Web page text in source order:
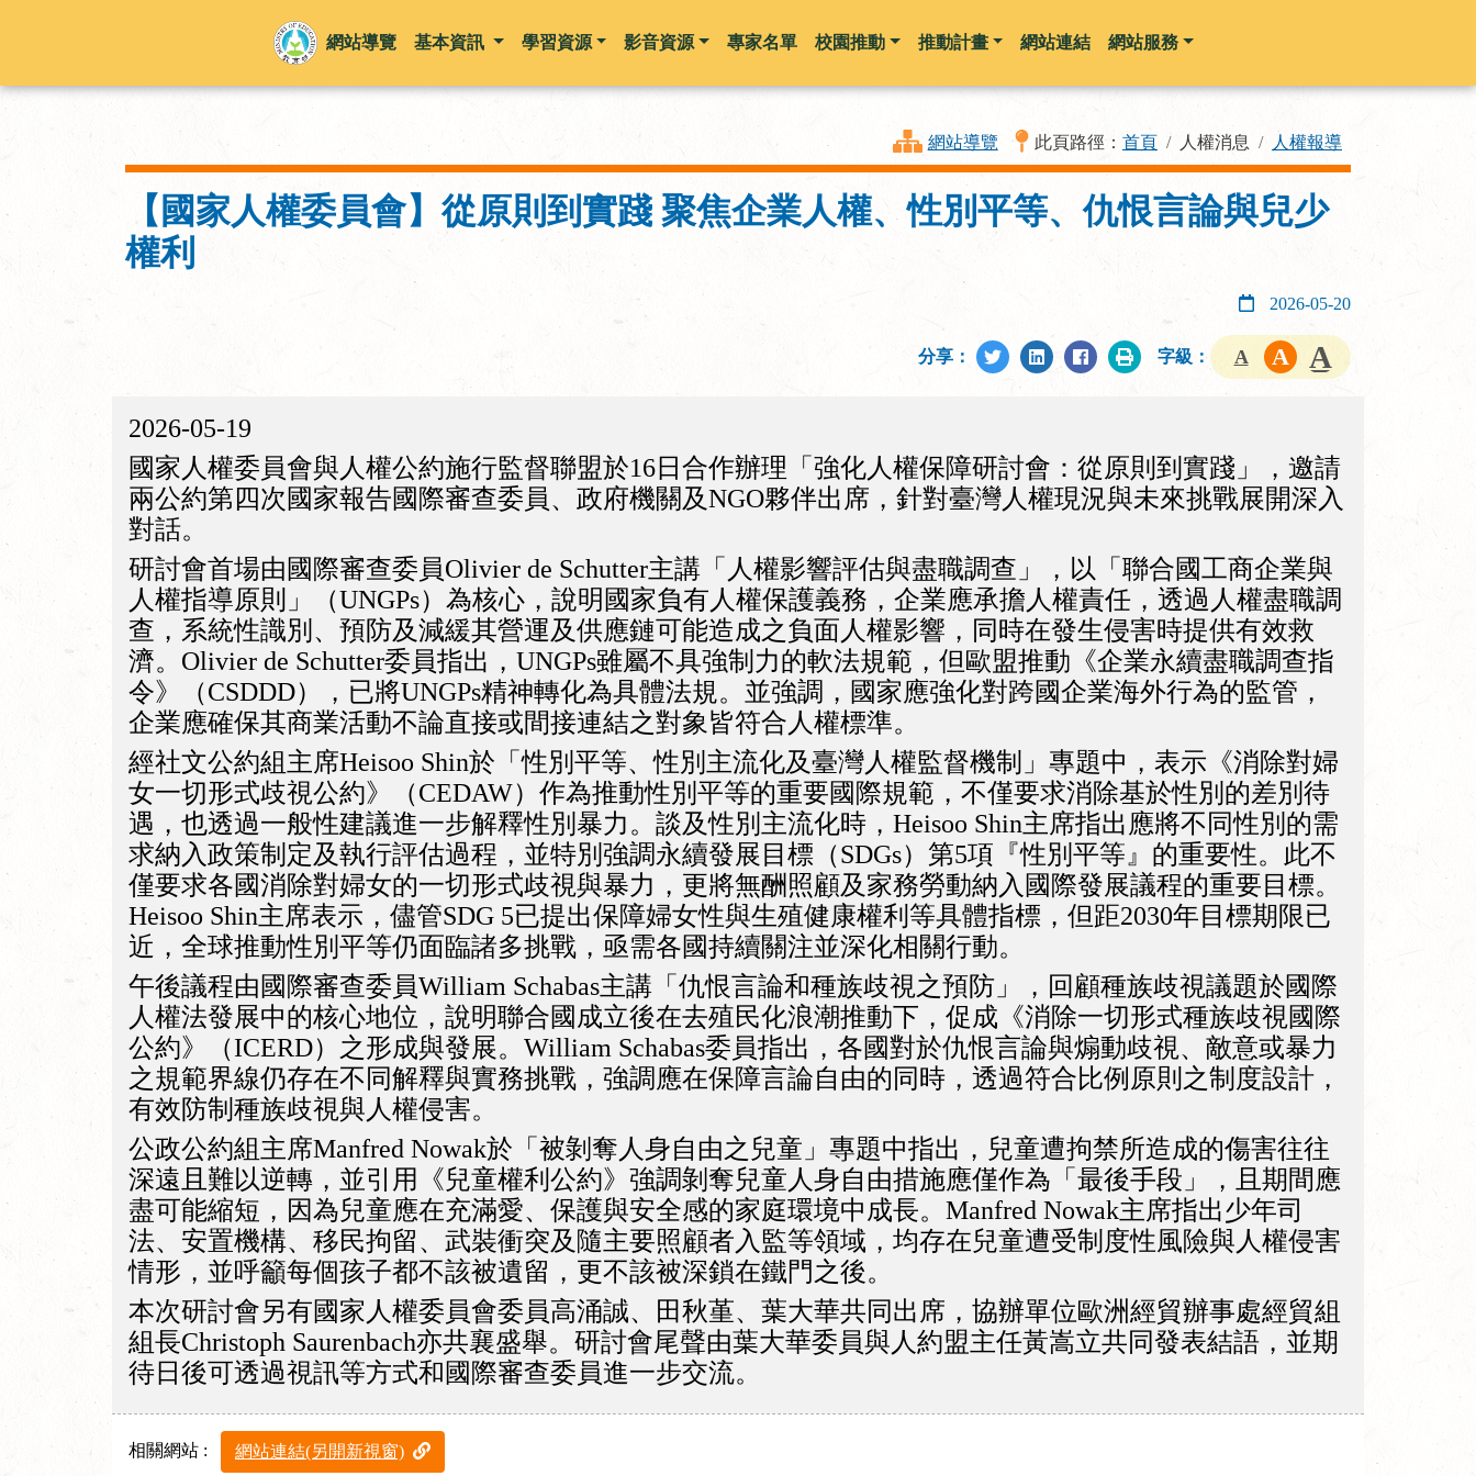
跳到主要內容
網站導覽 基本資訊 學習資源 影音資源 專家名單 校園推動 推動計畫 網站連結 網站服務
網站導覽 此頁路徑： 首頁 人權消息 人權報導
【國家人權委員會】從原則到實踐 聚焦企業人權、性別平等、仇恨言論與兒少
權利
2026-05-20
分享： 字級：
2026-05-19
國家人權委員會與人權公約施行監督聯盟於16日合作辦理「強化人權保障研討會：從原則到實踐」，邀請
兩公約第四次國家報告國際審查委員、政府機關及NGO夥伴出席，針對臺灣人權現況與未來挑戰展開深入
對話。
研討會首場由國際審查委員Olivier de Schutter主講「人權影響評估與盡職調查」，以「聯合國工商企業與
人權指導原則」（UNGPs）為核心，說明國家負有人權保護義務，企業應承擔人權責任，透過人權盡職調
查，系統性識別、預防及減緩其營運及供應鏈可能造成之負面人權影響，同時在發生侵害時提供有效救
濟。Olivier de Schutter委員指出，UNGPs雖屬不具強制力的軟法規範，但歐盟推動《企業永續盡職調查指
令》（CSDDD），已將UNGPs精神轉化為具體法規。並強調，國家應強化對跨國企業海外行為的監管，
企業應確保其商業活動不論直接或間接連結之對象皆符合人權標準。
經社文公約組主席Heisoo Shin於「性別平等、性別主流化及臺灣人權監督機制」專題中，表示《消除對婦
女一切形式歧視公約》（CEDAW）作為推動性別平等的重要國際規範，不僅要求消除基於性別的差別待
遇，也透過一般性建議進一步解釋性別暴力。談及性別主流化時，Heisoo Shin主席指出應將不同性別的需
求納入政策制定及執行評估過程，並特別強調永續發展目標（SDGs）第5項『性別平等』的重要性。此不
僅要求各國消除對婦女的一切形式歧視與暴力，更將無酬照顧及家務勞動納入國際發展議程的重要目標。
Heisoo Shin主席表示，儘管SDG 5已提出保障婦女性與生殖健康權利等具體指標，但距2030年目標期限已
近，全球推動性別平等仍面臨諸多挑戰，亟需各國持續關注並深化相關行動。
午後議程由國際審查委員William Schabas主講「仇恨言論和種族歧視之預防」，回顧種族歧視議題於國際
人權法發展中的核心地位，說明聯合國成立後在去殖民化浪潮推動下，促成《消除一切形式種族歧視國際
公約》（ICERD）之形成與發展。William Schabas委員指出，各國對於仇恨言論與煽動歧視、敵意或暴力
之規範界線仍存在不同解釋與實務挑戰，強調應在保障言論自由的同時，透過符合比例原則之制度設計，
有效防制種族歧視與人權侵害。
公政公約組主席Manfred Nowak於「被剝奪人身自由之兒童」專題中指出，兒童遭拘禁所造成的傷害往往
深遠且難以逆轉，並引用《兒童權利公約》強調剝奪兒童人身自由措施應僅作為「最後手段」，且期間應
盡可能縮短，因為兒童應在充滿愛、保護與安全感的家庭環境中成長。Manfred Nowak主席指出少年司
法、安置機構、移民拘留、武裝衝突及隨主要照顧者入監等領域，均存在兒童遭受制度性風險與人權侵害
情形，並呼籲每個孩子都不該被遺留，更不該被深鎖在鐵門之後。
本次研討會另有國家人權委員會委員高涌誠、田秋堇、葉大華共同出席，協辦單位歐洲經貿辦事處經貿組
組長Christoph Saurenbach亦共襄盛舉。研討會尾聲由葉大華委員與人約盟主任黃嵩立共同發表結語，並期
待日後可透過視訊等方式和國際審查委員進一步交流。
相關網站 : 網站連結(另開新視窗)